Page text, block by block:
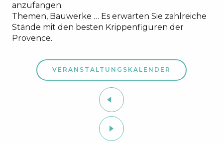
anzufangen.
Themen, Bauwerke … Es erwarten Sie zahlreiche
Stände mit den besten Krippenfiguren der
Provence.
VERANSTALTUNGSKALENDER